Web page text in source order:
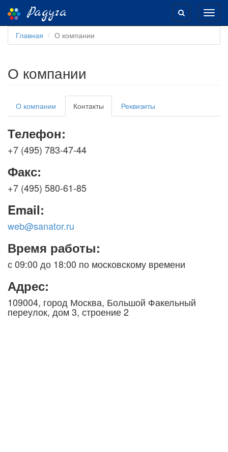
Радуга
Главная О компании
О компании
О компании Контакты Реквизиты
Телефон:
+7 (495) 783-47-44
Факс:
+7 (495) 580-61-85
Email:
web@sanator.ru
Время работы:
с 09:00 до 18:00 по московскому времени
Адрес:
109004, город Москва, Большой Факельный
переулок, дом 3, строение 2